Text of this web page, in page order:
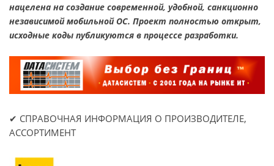
нацелена на создание современной, удобной, санкционно
независимой мобильной ОС. Проект полностью открыт,
исходные коды публикуются в процессе разработки.
✔ СПРАВОЧНАЯ ИНФОРМАЦИЯ О ПРОИЗВОДИТЕЛЕ,
АССОРТИМЕНТ